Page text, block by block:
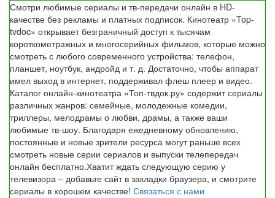
Смотри любимые сериалы и тв-передачи онлайн в HD-
качестве без рекламы и платных подписок. Кинотеатр «Top-
tvdoc» открывает безграничный доступ к тысячам
короткометражных и многосерийных фильмов, которые можно
смотреть с любого современного устройства: телефон,
планшет, ноутбук, андройд и т. д. Достаточно, чтобы аппарат
имел выход в интернет, поддерживал флеш плеер и видео.
Каталог онлайн-кинотеатра «Топ-твдок.ру» содержит сериалы
различных жанров: семейные, молодежные комедии,
триллеры, мелодрамы о любви, драмы, а также ваши
любимые тв-шоу. Благодаря ежедневному обновлению,
постоянные и новые зрители ресурса могут раньше всех
смотреть новые серии сериалов и выпуски телепередач
онлайн бесплатно.Хватит ждать следующую серию у
телевизора – добавьте сайт в закладки браузера, и смотрите
сериалы в хорошем качестве! Связаться с нами